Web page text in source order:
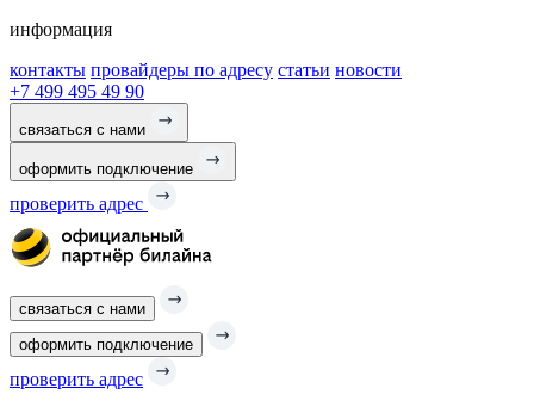
информация
контакты провайдеры по адресу статьи новости
+7 499 495 49 90
связаться с нами
оформить подключение
проверить адрес
связаться с нами
оформить подключение
проверить адрес